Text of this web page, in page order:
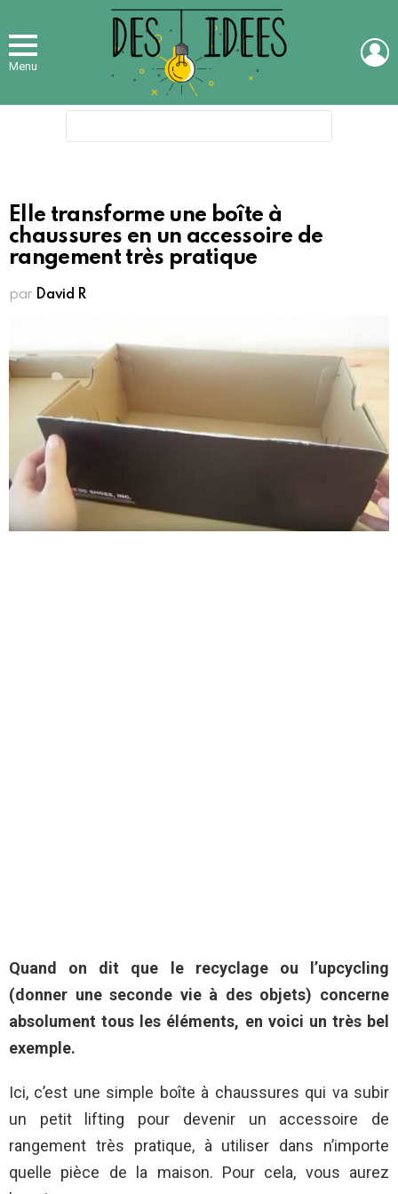
Menu
Elle transforme une boîte à
chaussures en un accessoire de
rangement très pratique
par David R
Quand on dit que le recyclage ou l’upcycling
(donner une seconde vie à des objets) concerne
absolument tous les éléments, en voici un très bel
exemple.
Ici, c’est une simple boîte à chaussures qui va subir
un petit lifting pour devenir un accessoire de
rangement très pratique, à utiliser dans n’importe
quelle pièce de la maison. Pour cela, vous aurez